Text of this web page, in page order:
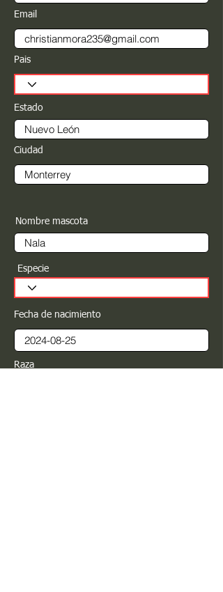
Email
Pais
Estado
Ciudad
Nombre mascota
Especie
Fecha de nacimiento
Raza